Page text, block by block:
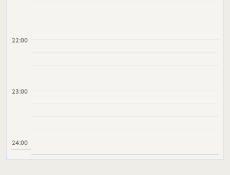
22:00
23:00
24:00